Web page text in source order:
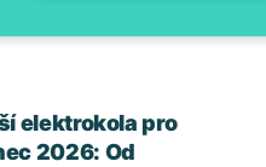
elektrokola pro
2026: Od